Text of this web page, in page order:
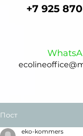
+7 925
Пост
eko-kommers